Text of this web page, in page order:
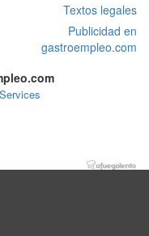
Textos legales
Publicidad en
gastroempleo.com